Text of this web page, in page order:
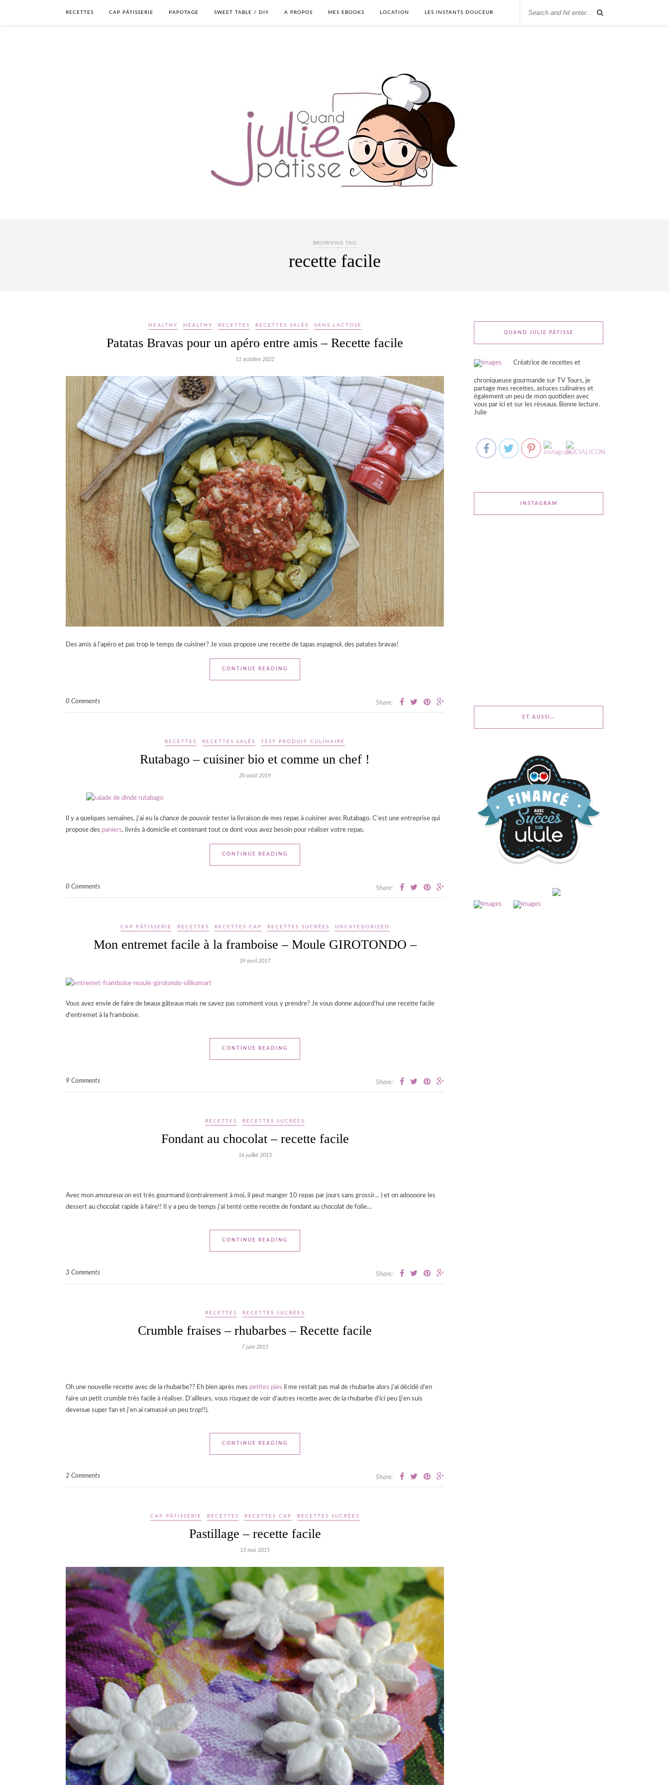
RECETTES CAP PÂTISSERIE PAPOTAGE SWEET TABLE / DIY A PROPOS MES EBOOKS LOCATION LES INSTANTS DOUCEUR
BROWSING TAG
recette facile
HEALTHY HEALTHY RECETTES RECETTES SALÉS SANS LACTOSE
Patatas Bravas pour un apéro entre amis – Recette facile
11 octobre 2022
Des amis à l’apéro et pas trop le temps de cuisiner? Je vous propose une recette de tapas espagnol, des patates bravas!
CONTINUE READING
0 Comments Share:
RECETTES RECETTES SALÉS TEST PRODUIT CULINAIRE
Rutabago – cuisiner bio et comme un chef !
20 août 2019
Il y a quelques semaines, j’ai eu la chance de pouvoir tester la livraison de mes repas à cuisiner avec Rutabago. C’est une entreprise qui
propose des paniers, livrés à domicile et contenant tout ce dont vous avez besoin pour réaliser votre repas.
CONTINUE READING
0 Comments Share:
CAP PÂTISSERIE RECETTES RECETTES CAP RECETTES SUCRÉES UNCATEGORIZED
Mon entremet facile à la framboise – Moule GIROTONDO –
19 avril 2017
Vous avez envie de faire de beaux gâteaux mais ne savez pas comment vous y prendre? Je vous donne aujourd’hui une recette facile
d’entremet à la framboise.
CONTINUE READING
9 Comments Share:
RECETTES RECETTES SUCRÉES
Fondant au chocolat – recette facile
16 juillet 2015
Avec mon amoureux on est très gourmand (contrairement à moi, il peut manger 10 repas par jours sans grossir… ) et on adoooore les
dessert au chocolat rapide à faire!! Il y a peu de temps j’ai tenté cette recette de fondant au chocolat de folie…
CONTINUE READING
3 Comments Share:
RECETTES RECETTES SUCRÉES
Crumble fraises – rhubarbes – Recette facile
7 juin 2015
Oh une nouvelle recette avec de la rhubarbe?? Eh bien après mes petites pies il me restait pas mal de rhubarbe alors j’ai décidé d’en
faire un petit crumble très facile à réaliser. D’ailleurs, vous risquez de voir d’autres recette avec de la rhubarbe d’ici peu (j’en suis
devenue super fan et j’en ai ramassé un peu trop!!).
CONTINUE READING
2 Comments Share:
CAP PÂTISSERIE RECETTES RECETTES CAP RECETTES SUCRÉES
Pastillage – recette facile
13 mai 2015
QUAND JULIE PÂTISSE
Créatrice de recettes et
chroniqueuse gourmande sur TV Tours, je
partage mes recettes, astuces culinaires et
également un peu de mon quotidien avec
vous par ici et sur les réseaux. Bonne lecture.
Julie
INSTAGRAM
ET AUSSI…